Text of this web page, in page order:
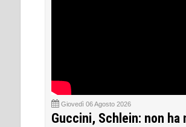
Giovedì 06 Agosto 2026
Guccini, Schlein: non ha